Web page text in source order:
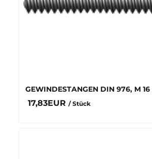
GEWINDESTANGEN DIN 976, M
17,83EUR / Stück